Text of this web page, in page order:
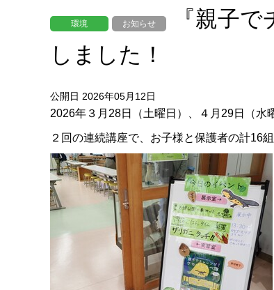
環境 お知らせ
『親子
しました！
公開日 2026年05月12日
2026年３月28日（土曜日）、４月29日（水
２回の連続講座で、お子様と保護者の計16